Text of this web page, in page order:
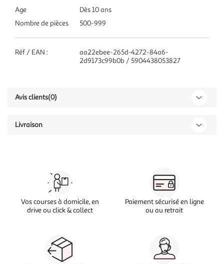
Age
Dès 10 ans
Nombre de pièces
500-999
Réf / EAN :
aa22ebee-265d-4272-84a6-
2d9173c99b0b / 5904438053827
Avis clients(0)
Livraison
Vos courses à domicile, en
drive ou click & collect
Paiement sécurisé en ligne
ou au retrait